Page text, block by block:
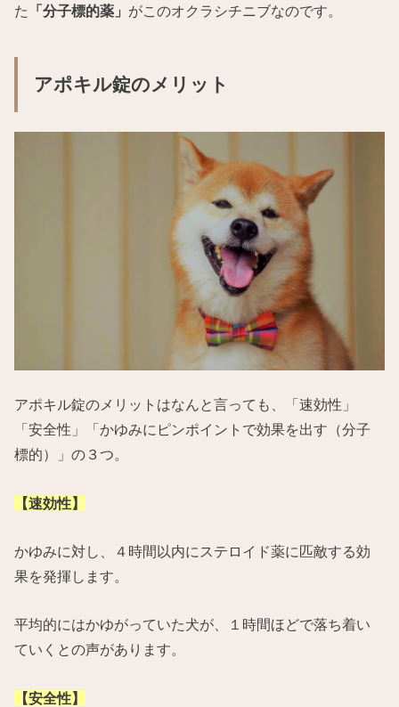
た 「分子標的薬」 がこのオクラシチニブなのです。
アポキル錠のメリット
アポキル錠のメリットはなんと言っても、「速効性」
「安全性」「かゆみにピンポイントで効果を出す（分子
標的）」の３つ。
【速効性】
かゆみに対し、４時間以内にステロイド薬に匹敵する効
果を発揮します。
平均的にはかゆがっていた犬が、１時間ほどで落ち着い
ていくとの声があります。
【安全性】